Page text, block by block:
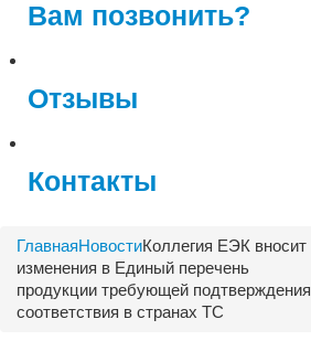
Вам позвонить?
Отзывы
Контакты
ГлавнаяНовостиКоллегия ЕЭК вносит
изменения в Единый перечень
продукции требующей подтверждения
соответствия в странах ТС